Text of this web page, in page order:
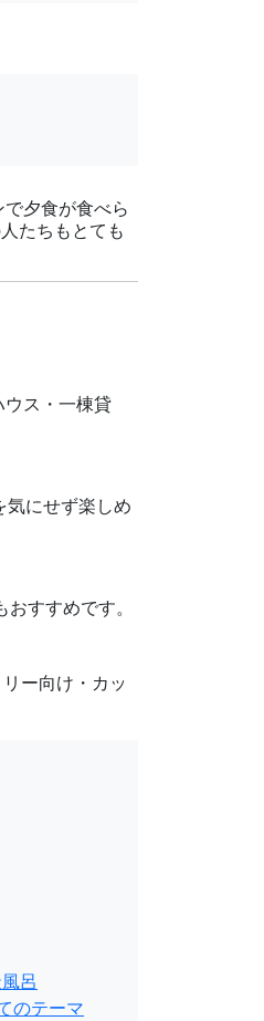
夕食が食べら
たちもとても
ス・一棟貸
気にせず楽しめ
すすめです。
ー向け・カッ
呂
のテーマ